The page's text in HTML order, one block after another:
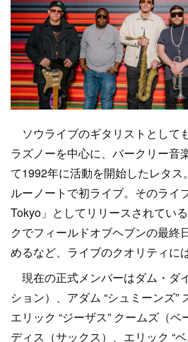
ソウライブのギタリストとして
ラズノーを中心に、バークリー音
て1992年に活動を開始したレタ
ルーノートで初ライブ。そのライ
Tokyo」としてリリースされてい
クでフィールドオブヘブンの最終
めるなど、ライブのクオリティに
現在の正式メンバーはダム・ダ
ション）、アダム “シュミーンズ”
エリック “ジーザス” クームズ（
ディス（サックス）、エリック “